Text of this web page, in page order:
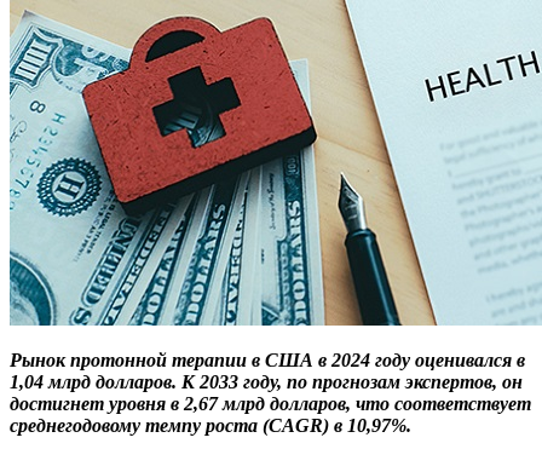
Рынок протонной терапии в США в 2024 году оценивался в
1,04 млрд долларов. К 2033 году, по прогнозамэкспертов, он
достигнет уровня в 2,67 млрд долларов, что соответствует
среднегодовому темпу роста (CAGR) в 10,97%.